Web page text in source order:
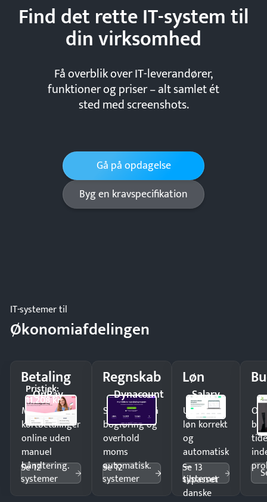
Find det rette IT-system til
dinvirksomhed
Få overblik over IT-leverandører,
funktioner og priser – alt samlet ét
sted med screenshots.
Gå på opdagelse
Byg en kravspecifikation
IT-systemer til
Økonomiafdelingen
Betaling
OnPay
Pristjek:
11.208 kr
Modtag
kortbetalinger
online uden
manuel
håndtering.
Se 12
systemer
Regnskab
Dynacount
Spar timer på
bogføring og
overhold
moms
automatisk.
Se 12
systemer
Løn
Salary
Udbetal
løn korrekt
og
automatisk
—
tilpasset
danske
Se 13
systemer